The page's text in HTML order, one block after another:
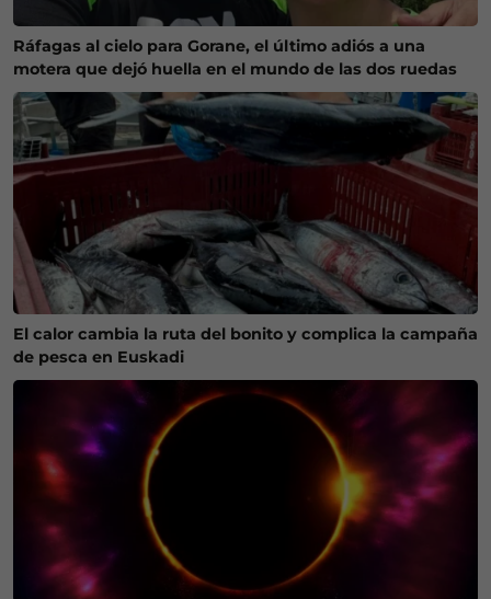
Ráfagas al cielo para Gorane, el último adiós a una
motera que dejó huella en el mundo de las dos ruedas
El calor cambia la ruta del bonito y complica la campaña
de pesca en Euskadi